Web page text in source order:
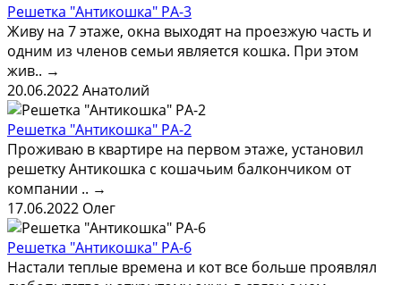
Решетка "Антикошка" РА-3
Живу на 7 этаже, окна выходят на проезжую часть и
одним из членов семьи является кошка. При этом
жив.. →
20.06.2022Анатолий
Решетка "Антикошка" РА-2
Проживаю в квартире на первом этаже, установил
решетку Антикошка с кошачьим балкончиком от
компании .. →
17.06.2022 Олег
Решетка "Антикошка" РА-6
Настали теплые времена и кот все больше проявлял